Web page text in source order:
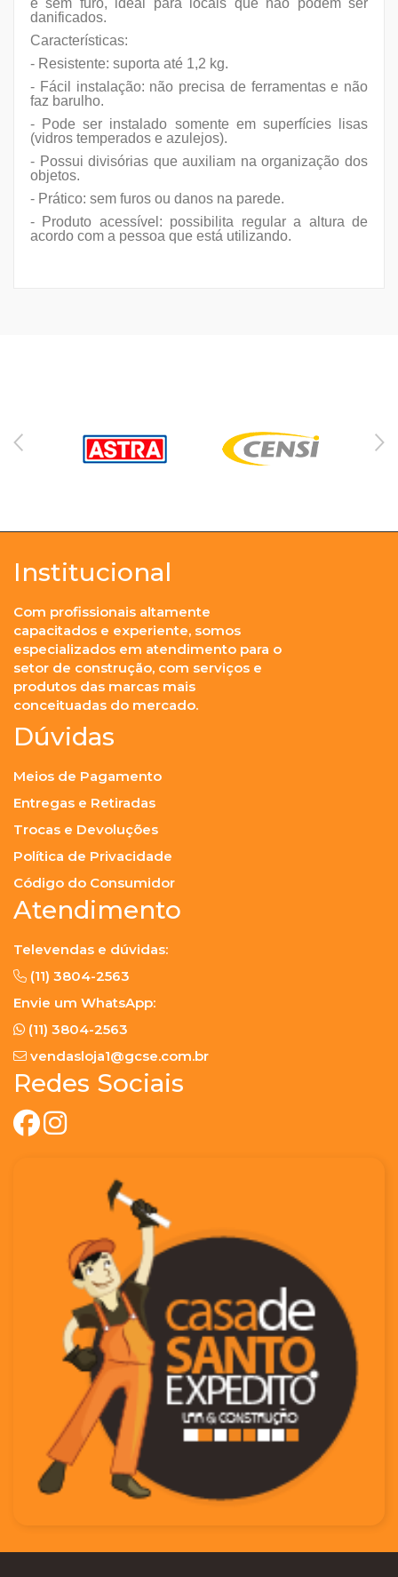
é sem furo, ideal para locais que não podem ser
danificados.
Características:
- Resistente: suporta até 1,2 kg.
- Fácil instalação: não precisa de ferramentas e não
faz barulho.
- Pode ser instalado somente em superfícies lisas
(vidros temperados e azulejos).
- Possui divisórias que auxiliam na organização dos
objetos.
- Prático: sem furos ou danos na parede.
- Produto acessível: possibilita regular a altura de
acordo com a pessoa que está utilizando.
Institucional
Com profissionais altamente
capacitados e experiente, somos
especializados em atendimento para o
setor de construção, com serviços e
produtos das marcas mais
conceituadas do mercado.
Dúvidas
Meios de Pagamento
Entregas e Retiradas
Trocas e Devoluções
Política de Privacidade
Código do Consumidor
Atendimento
Televendas e dúvidas:
(11) 3804-2563
Envie um WhatsApp:
(11) 3804-2563
vendasloja1@gcse.com.br
Redes Sociais